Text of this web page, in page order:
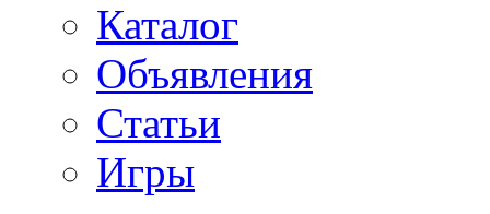
Каталог
Объявления
Статьи
Игры